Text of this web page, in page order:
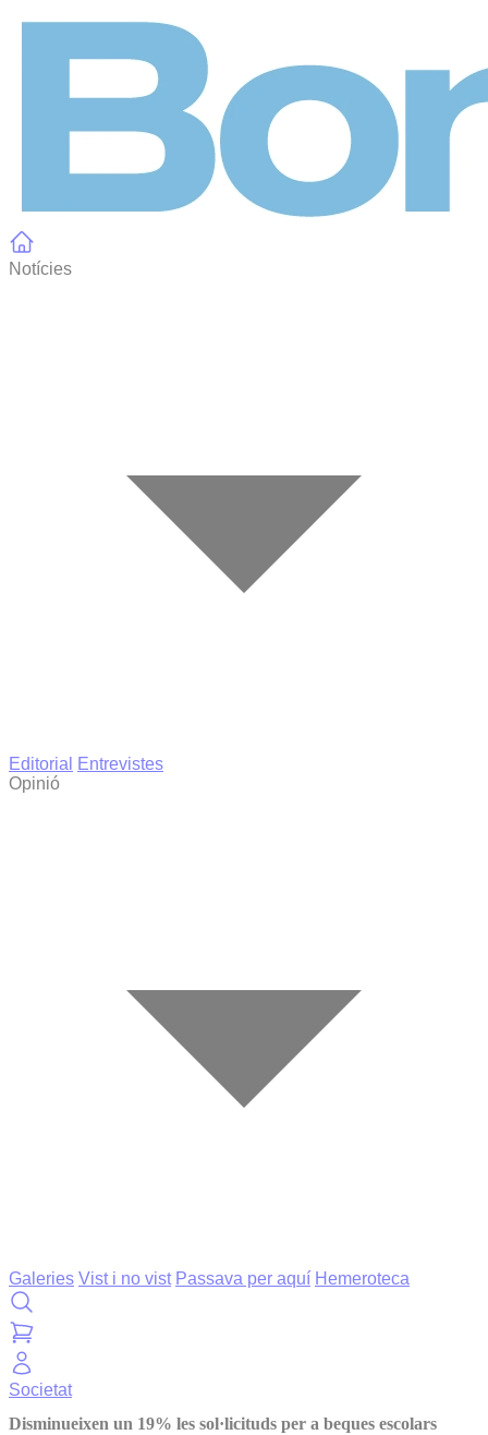
Notícies
Editorial
Entrevistes
Opinió
Galeries Vist i no vist Passava per aquí Hemeroteca
Societat
Disminueixen un 19% les sol·licituds per a beques escolars